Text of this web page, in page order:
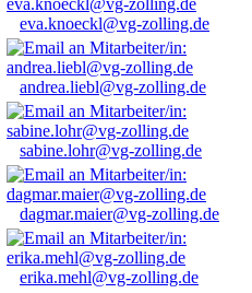
eva.knoeckl@vg-zolling.de
andrea.liebl@vg-zolling.de
sabine.lohr@vg-zolling.de
dagmar.maier@vg-zolling.de
erika.mehl@vg-zolling.de